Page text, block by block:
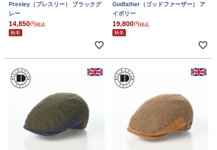
Presley（プレスリー） ブラックグ
レー
14,850
税込
秋冬
Godfather（ゴッドファーザー） ア
イボリー
19,800
税込
秋冬